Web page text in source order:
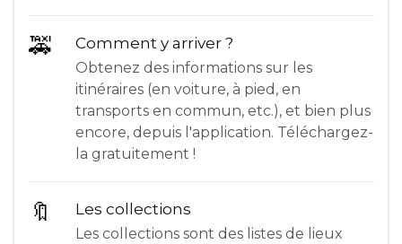
🚕 Comment y arriver ?
Obtenez des informations sur les
itinéraires (en voiture, à pied, en
transports en commun, etc.), et bien plus
encore, depuis l'application. Téléchargez-
la gratuitement !
🔖 Les collections
Les collections sont des listes de lieux